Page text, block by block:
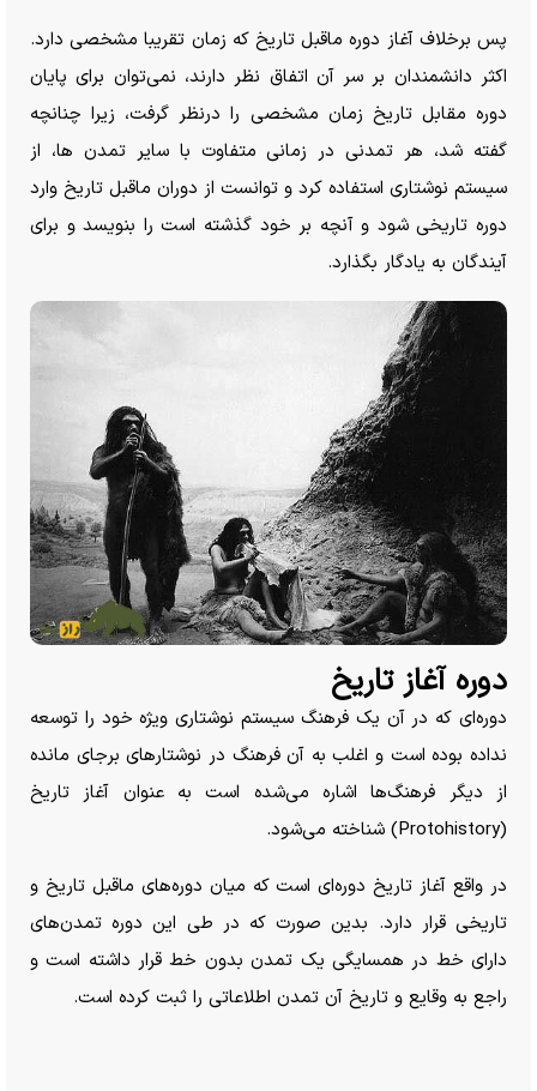
پس برخلاف آغاز دوره ماقبل تاریخ که زمان تقریبا مشخصی دارد.
اکثر دانشمندان بر سر آن اتفاق نظر دارند، نمی‌توان برای پایان
دوره مقابل تاریخ زمان مشخصی را درنظر گرفت، زیرا چنانچه
گفته شد، هر تمدنی در زمانی متفاوت با سایر تمدن ها، از
سیستم نوشتاری استفاده کرد و توانست از دوران ماقبل تاریخ وارد
دوره تاریخی شود و آنچه بر خود گذشته است را بنویسد و برای
آیندگان به یادگار بگذارد.
دوره آغاز تاریخ
دوره‌ای که در آن یک فرهنگ سیستم نوشتاری ویژه خود را توسعه
نداده بوده است و اغلب به آن فرهنگ در نوشتار‌های برجای مانده
از دیگر فرهنگ‌ها اشاره می‌شده است به عنوان آغاز تاریخ
(Protohistory) شناخته می‌شود.
در واقع آغاز تاریخ دوره‌ای است که میان دوره‌های ماقبل تاریخ و
تاریخی قرار دارد. بدین صورت که در طی این دوره تمدن‌های
دارای خط در همسایگی یک تمدن بدون خط قرار داشته است و
راجع به وقایع و تاریخ آن تمدن اطلاعاتی را ثبت کرده است.